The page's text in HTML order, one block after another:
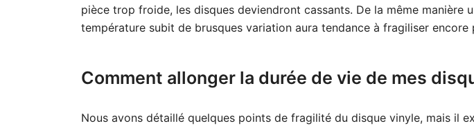
pièce trop froide, les disques deviendront cassants. De la même manière
température subit de brusques variation aura tendance à fragiliser encore
Comment allonger la durée de vie de mes
Nous avons détaillé quelques points de fragilité du disque vinyle, mais il